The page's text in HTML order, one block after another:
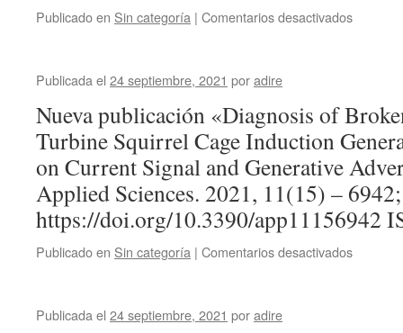
Publicado en Sin categoría | Comentarios desactivadosen
Publicada el 24 septiembre, 2021 poradire
Nueva publicación «Diagnosis of
Turbine Squirrel Cage Induction
on Current Signal and Generative
Applied Sciences. 2021, 11(15) – 6942;
https://doi.org/10.3390/app11156942
Publicado en Sin categoría | Comentarios desactivadosen
Publicada el 24 septiembre, 2021 poradire